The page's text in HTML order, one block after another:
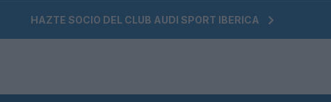
HAZTE SOCIO DEL CLUB AUDI SPORT IBERICA